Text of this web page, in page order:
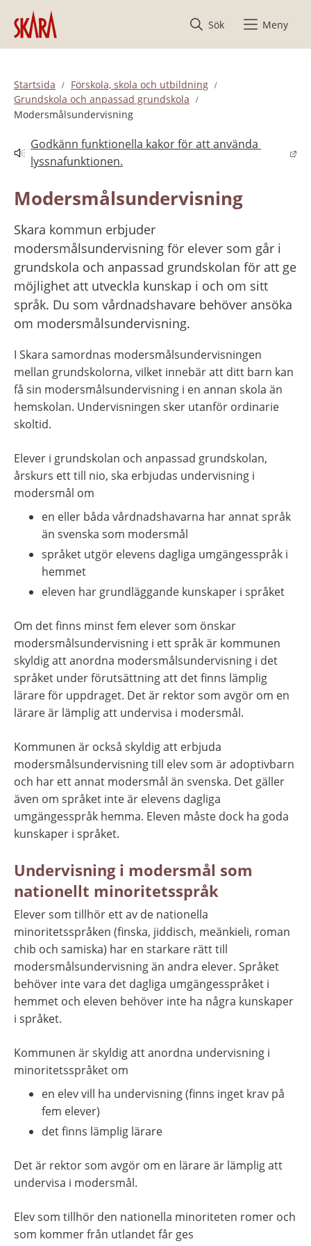
Hoppa till innehåll
Sök
Meny
Startsida
Förskola, skola och utbildning
Grundskola och anpassad grundskola
Modersmålsundervisning
Godkänn funktionella kakor för att använda
lyssnafunktionen.
Länk till annan webbplats.
Modersmålsundervisning
Skara kommun erbjuder
modersmålsundervisning för elever som går i
grundskola och anpassad grundskolan för att ge
möjlighet att utveckla kunskap i och om sitt
språk. Du som vårdnadshavare behöver ansöka
om modersmålsundervisning.
I Skara samordnas modersmålsundervisningen
mellan grundskolorna, vilket innebär att ditt barn kan
få sin modersmålsundervisning i en annan skola än
hemskolan. Undervisningen sker utanför ordinarie
skoltid.
Elever i grundskolan och anpassad grundskolan,
årskurs ett till nio, ska erbjudas undervisning i
modersmål om
en eller båda vårdnadshavarna har annat språk
än svenska som modersmål
språket utgör elevens dagliga umgängesspråk i
hemmet
eleven har grundläggande kunskaper i språket
Om det finns minst fem elever som önskar
modersmålsundervisning i ett språk är kommunen
skyldig att anordna modersmålsundervisning i det
språket under förutsättning att det finns lämplig
lärare för uppdraget. Det är rektor som avgör om en
lärare är lämplig att undervisa i modersmål.
Kommunen är också skyldig att erbjuda
modersmålsundervisning till elev som är adoptivbarn
och har ett annat modersmål än svenska. Det gäller
även om språket inte är elevens dagliga
umgängesspråk hemma. Eleven måste dock ha goda
kunskaper i språket.
Undervisning i modersmål som
nationellt minoritetsspråk
Elever som tillhör ett av de nationella
minoritetsspråken (finska, jiddisch, meänkieli, roman
chib och samiska) har en starkare rätt till
modersmålsundervisning än andra elever. Språket
behöver inte vara det dagliga umgängesspråket i
hemmet och eleven behöver inte ha några kunskaper
i språket.
Kommunen är skyldig att anordna undervisning i
minoritetsspråket om
en elev vill ha undervisning (finns inget krav på
fem elever)
det finns lämplig lärare
Det är rektor som avgör om en lärare är lämplig att
undervisa i modersmål.
Elev som tillhör den nationella minoriteten romer och
som kommer från utlandet får ges